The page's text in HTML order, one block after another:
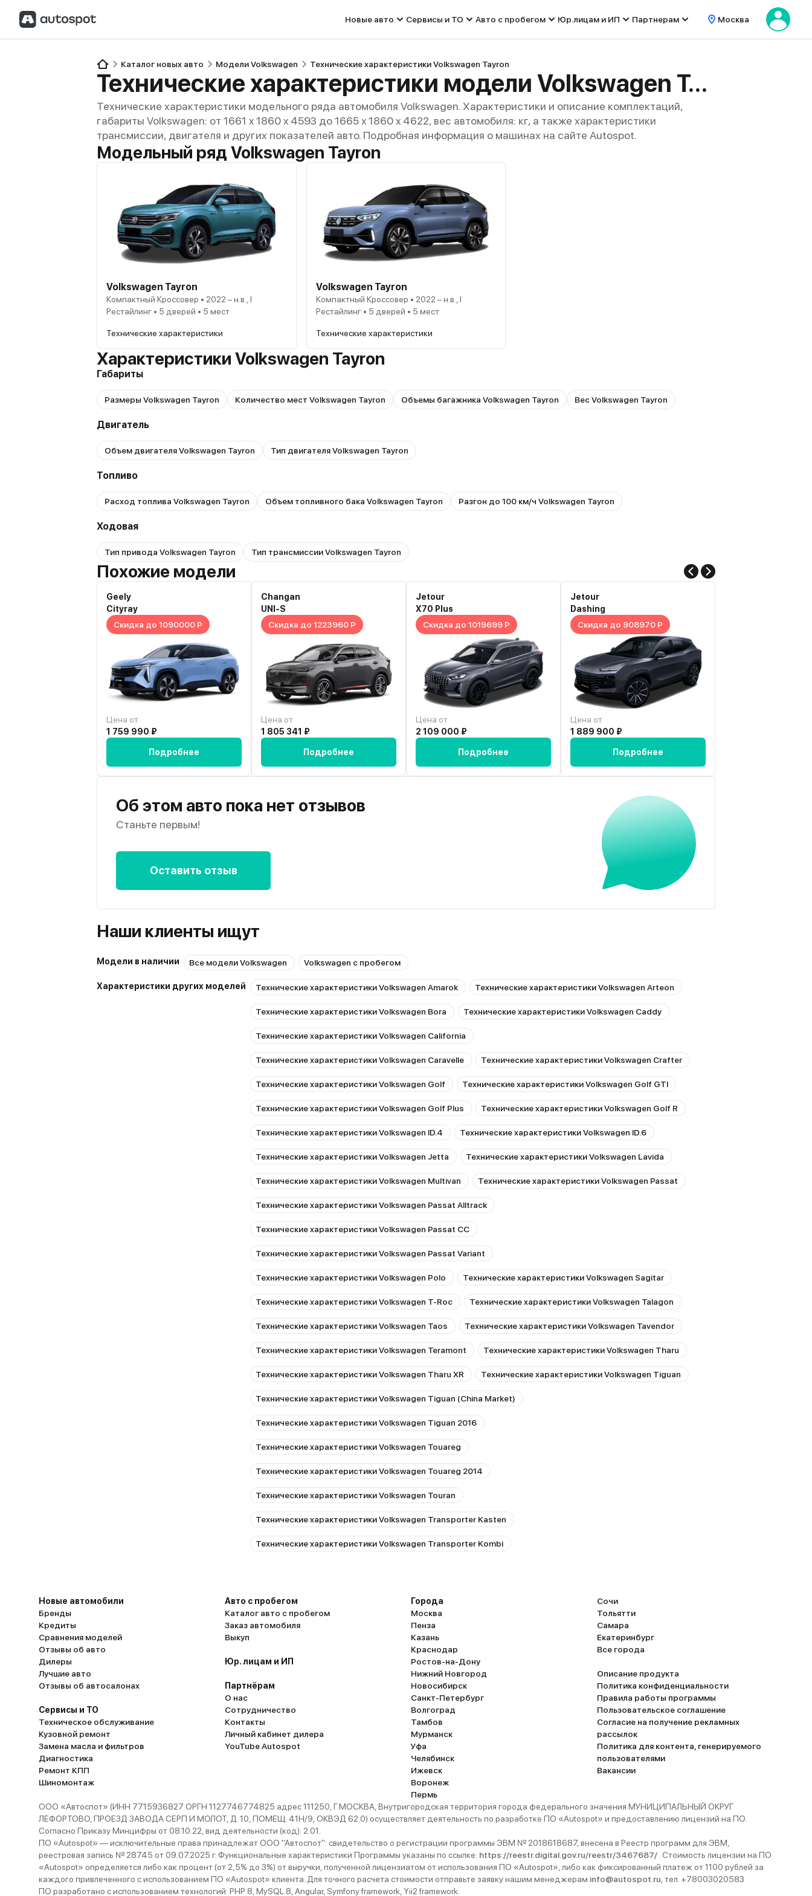
Новые авто Сервисы и ТО Авто с пробегом Юр.лицам и ИП Партнерам Москва
Каталог новых авто Модели Volkswagen Технические характеристики Volkswagen Tayron
Технические характеристики модели Volkswagen Tayron
Технические характеристики модельного ряда автомобиля Volkswagen. Характеристики и описание комплектаций,
габариты Volkswagen: от 1661 x 1860 x 4593 до 1665 x 1860 x 4622, вес автомобиля: кг, а также характеристики
трансмиссии, двигателя и других показателей авто. Подробная информация о машинах на сайте Autospot.
Модельный ряд Volkswagen Tayron
Volkswagen Tayron
Компактный Кроссовер • 2022 – н.в., I
Рестайлинг • 5 дверей • 5 мест
Технические характеристики
Volkswagen Tayron
Компактный Кроссовер • 2022 – н.в., I
Рестайлинг • 5 дверей • 5 мест
Технические характеристики
Характеристики Volkswagen Tayron
Габариты
Размеры Volkswagen Tayron Количество мест Volkswagen Tayron Объемы багажника Volkswagen Tayron Вес Volkswagen Tayron
Двигатель
Объем двигателя Volkswagen Tayron Тип двигателя Volkswagen Tayron
Топливо
Расход топлива Volkswagen Tayron Объем топливного бака Volkswagen Tayron Разгон до 100 км/ч Volkswagen Tayron
Ходовая
Тип привода Volkswagen Tayron Тип трансмиссии Volkswagen Tayron
Похожие модели
Geely
Cityray
Скидка до 1090000 Р
Цена от
1 759 990 ₽
Подробнее
Changan
UNI-S
Скидка до 1223960 Р
Цена от
1 805 341 ₽
Подробнее
Jetour
X70 Plus
Скидка до 1019699 Р
Цена от
2 109 000 ₽
Подробнее
Jetour
Dashing
Скидка до 908970 Р
Цена от
1 889 900 ₽
Подробнее
Об этом авто пока нет отзывов
Станьте первым!
Оставить отзыв
Наши клиенты ищут
Модели в наличии Все модели Volkswagen Volkswagen с пробегом
Характеристики других моделей Технические характеристики Volkswagen Amarok Технические характеристики Volkswagen Arteon
Технические характеристики Volkswagen Bora Технические характеристики Volkswagen Caddy
Технические характеристики Volkswagen California
Технические характеристики Volkswagen Caravelle Технические характеристики Volkswagen Crafter
Технические характеристики Volkswagen Golf Технические характеристики Volkswagen Golf GTI
Технические характеристики Volkswagen Golf Plus Технические характеристики Volkswagen Golf R
Технические характеристики Volkswagen ID.4 Технические характеристики Volkswagen ID.6
Технические характеристики Volkswagen Jetta Технические характеристики Volkswagen Lavida
Технические характеристики Volkswagen Multivan Технические характеристики Volkswagen Passat
Технические характеристики Volkswagen Passat Alltrack
Технические характеристики Volkswagen Passat CC
Технические характеристики Volkswagen Passat Variant
Технические характеристики Volkswagen Polo Технические характеристики Volkswagen Sagitar
Технические характеристики Volkswagen T-Roc Технические характеристики Volkswagen Talagon
Технические характеристики Volkswagen Taos Технические характеристики Volkswagen Tavendor
Технические характеристики Volkswagen Teramont Технические характеристики Volkswagen Tharu
Технические характеристики Volkswagen Tharu XR Технические характеристики Volkswagen Tiguan
Технические характеристики Volkswagen Tiguan (China Market)
Технические характеристики Volkswagen Tiguan 2016
Технические характеристики Volkswagen Touareg
Технические характеристики Volkswagen Touareg 2014
Технические характеристики Volkswagen Touran
Технические характеристики Volkswagen Transporter Kasten
Технические характеристики Volkswagen Transporter Kombi
Новые автомобили
Бренды
Кредиты
Сравнения моделей
Отзывы об авто
Дилеры
Лучшие авто
Отзывы об автосалонах
Сервисы и ТО
Техническое обслуживание
Кузовной ремонт
Замена масла и фильтров
Диагностика
Ремонт КПП
Шиномонтаж
Авто с пробегом
Каталог авто с пробегом
Заказ автомобиля
Выкуп
Юр. лицам и ИП
Партнёрам
О нас
Сотрудничество
Контакты
Личный кабинет дилера
YouTube Autospot
Города
Москва
Пенза
Казань
Краснодар
Ростов-на-Дону
Нижний Новгород
Новосибирск
Санкт-Петербург
Волгоград
Тамбов
Мурманск
Уфа
Челябинск
Ижевск
Воронеж
Пермь
Сочи
Тольятти
Самара
Екатеринбург
Все города
Описание продукта
Политика конфиденциальности
Правила работы программы
Пользовательское соглашение
Согласие на получение рекламных
рассылок
Политика для контента, генерируемого
пользователями
Вакансии
ООО «Автоспот» (ИНН 7715936827 ОРГН 1127746774825 адрес 111250, Г.МОСКВА, Внутригородская территория города федерального значения МУНИЦИПАЛЬНЫЙ ОКРУГ
ЛЕФОРТОВО, ПРОЕЗД ЗАВОДА СЕРП И МОЛОТ, Д. 10, ПОМЕЩ. 41Н/9, ОКВЭД 62.0) осуществляет деятельность по разработке ПО «Autospot» и предоставлению лицензий на ПО.
Согласно Приказу Минцифры от 08.10.22, вид деятельности (код): 2.01.
ПО «Autospot» — исключительные права принадлежат ООО "Автоспот": свидетельство о регистрации программы ЭВМ № 2018618687, внесена в Реестр программ для ЭВМ,
реестровая запись № 28745 от 09.07.2025 г. Функциональные характеристики Программы указаны по ссылке: https://reestr.digital.gov.ru/reestr/3467687/ . Стоимость лицензии на ПО
«Autospot» определяется либо как процент (от 2,5% до 3%) от выручки, полученной лицензиатом от использования ПО «Autospot», либо как фиксированный платеж от 1100 рублей за
каждого привлеченного с использованием ПО «Autospot» клиента. Для точного расчета стоимости отправьте заявку нашим менеджерам info@autospot.ru , тел. +78003020583
ПО разработано с использованием технологий: PHP 8, MySQL 8, Angular, Symfony framework, Yii2 framework.